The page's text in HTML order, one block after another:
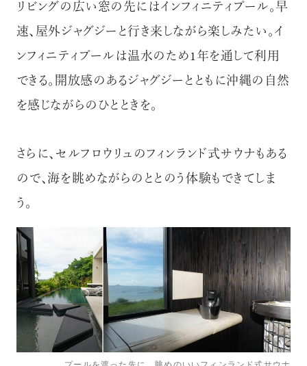
リビングの広い窓の先にはインフィニティプール。早
速、屋外ジャグジーと行き来しながら楽しみたい。イ
ンフィニティプールは温水のため1年を通して利用
できる。開放感のあるジャグジーとともに沖縄の自然
を感じながらのひとときを。
さらに、セルフロウリュのフィンランド式サウナもある
ので、海を眺めながらのととのう体験もできてしま
う。